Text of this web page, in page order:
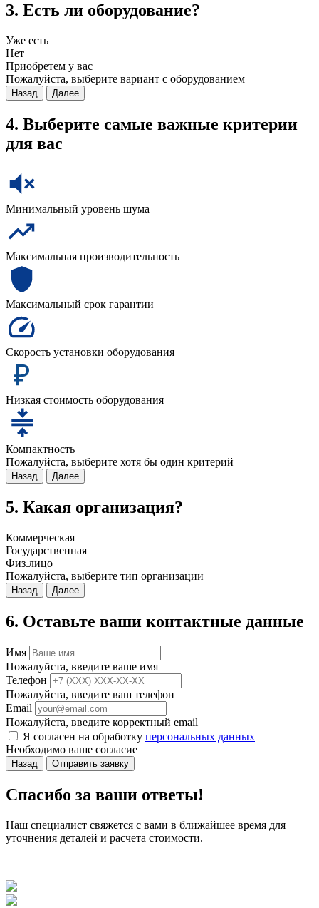
3. Есть ли оборудование?
Уже есть
Нет
Приобретем у вас
Пожалуйста, выберите вариант с оборудованием
Назад Далее
4. Выберите самые важные критерии
для вас
Минимальный уровень шума
Максимальная производительность
Максимальный срок гарантии
Скорость установки оборудования
Низкая стоимость оборудования
Компактность
Пожалуйста, выберите хотя бы один критерий
Назад Далее
5. Какая организация?
Коммерческая
Государственная
Физ.лицо
Пожалуйста, выберите тип организации
Назад Далее
6. Оставьте ваши контактные данные
Имя
Пожалуйста, введите ваше имя
Телефон
Пожалуйста, введите ваш телефон
Email
Пожалуйста, введите корректный email
Я согласен на обработку персональных данных
Необходимо ваше согласие
Назад Отправить заявку
Спасибо за ваши ответы!
Наш специалист свяжется с вами в ближайшее время для
уточнения деталей и расчета стоимости.